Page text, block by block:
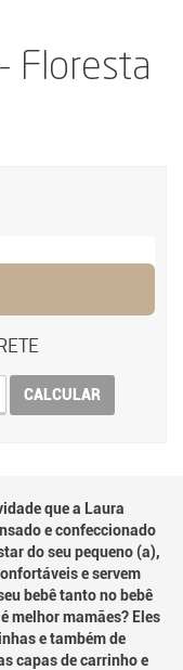
Floresta
CALCULAR
que a Laura
e confeccionado
do seu pequeno (a),
e servem
bebê tanto no bebê
melhor mamães? Eles
e também de
capas de carrinho e